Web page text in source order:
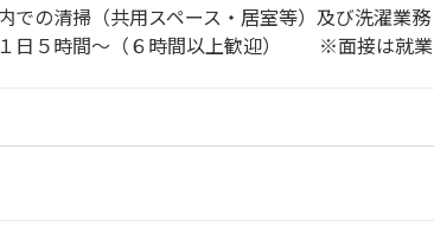
の清掃（共用スペース・居室等）及び洗濯業務
５時間〜（６時間以上歓迎） ※面接は就業